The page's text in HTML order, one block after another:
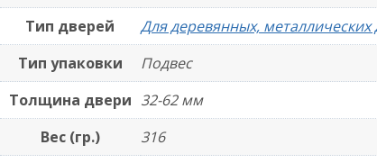
Тип дверей
Для деревянных, металлических
Тип упаковки
Подвес
Толщина двери 32-62 мм
Вес (гр.)
316